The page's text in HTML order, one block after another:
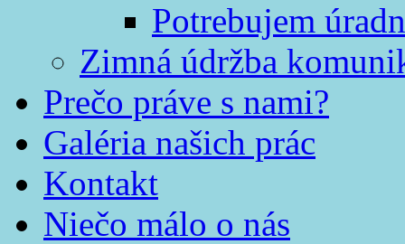
Potrebujem
Zimná údržba
Prečo práve s nami?
Galéria našich prác
Kontakt
Niečo málo o nás